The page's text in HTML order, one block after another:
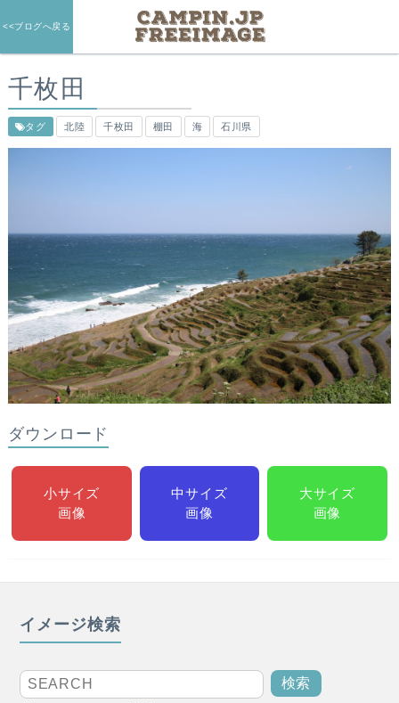
<<ブログへ戻る
千枚田
タグ 北陸 千枚田 棚田 海 石川県
ダウンロード
小サイズ
画像
中サイズ
画像
大サイズ
画像
イメージ検索